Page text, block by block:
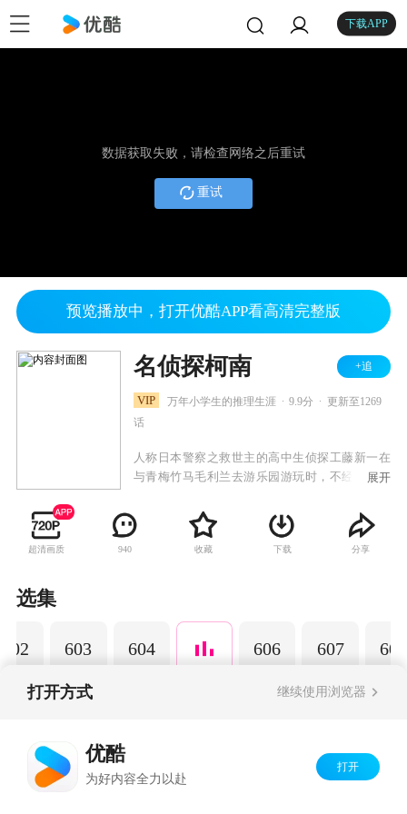
下载APP
数据获取失败，请检查网络之后重试
重试
预览播放中，打开优酷APP看高清完整版
名侦探柯南 +追
VIP 万年小学生的推理生涯 9.9分
更新至1269
话
人称日本警察之救世主的高中生侦探工藤新一在
与青梅竹马毛利兰去游乐园游玩时，不经意中发
踪，并目睹了黑衣人正在进行可疑交易。不料，
却被另一名黑衣人在背后击晕，被强行灌下一种
名为APTX-4869的毒药，致使身体变小。为了在
为“江户川柯南”，并寄住在毛利兰的家中。作为
侦探，柯南实在看不下去毛利小五郎经常做的一
些“发育不良”的错误推理，便帮助毛利小五郎破
展开
超清画质 940 收藏 下载 分享
选集
602 603 604 606 607 608
打开方式 继续使用浏览器
优酷
为好内容全力以赴
打开